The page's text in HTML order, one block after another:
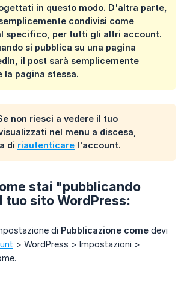
in questo modo. D'altra parte,
condivisi come
specifico, per tutti gli altri account.
si pubblica su una pagina
il post sarà semplicemente
la pagina stessa.
non riesci a vedere il tuo
nel menu a discesa,
di riautenticare l'account.
stai "pubblicando
tuo sito WordPress:
di Pubblicazione come devi
> WordPress > Impostazioni >